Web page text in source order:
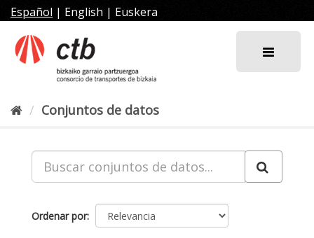
al
contenido
Español | English | Euskera
Conjuntos de datos
Ordenar por